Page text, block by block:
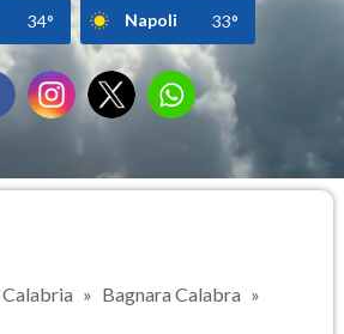
34° Napoli 33°
Calabria
Bagnara Calabra